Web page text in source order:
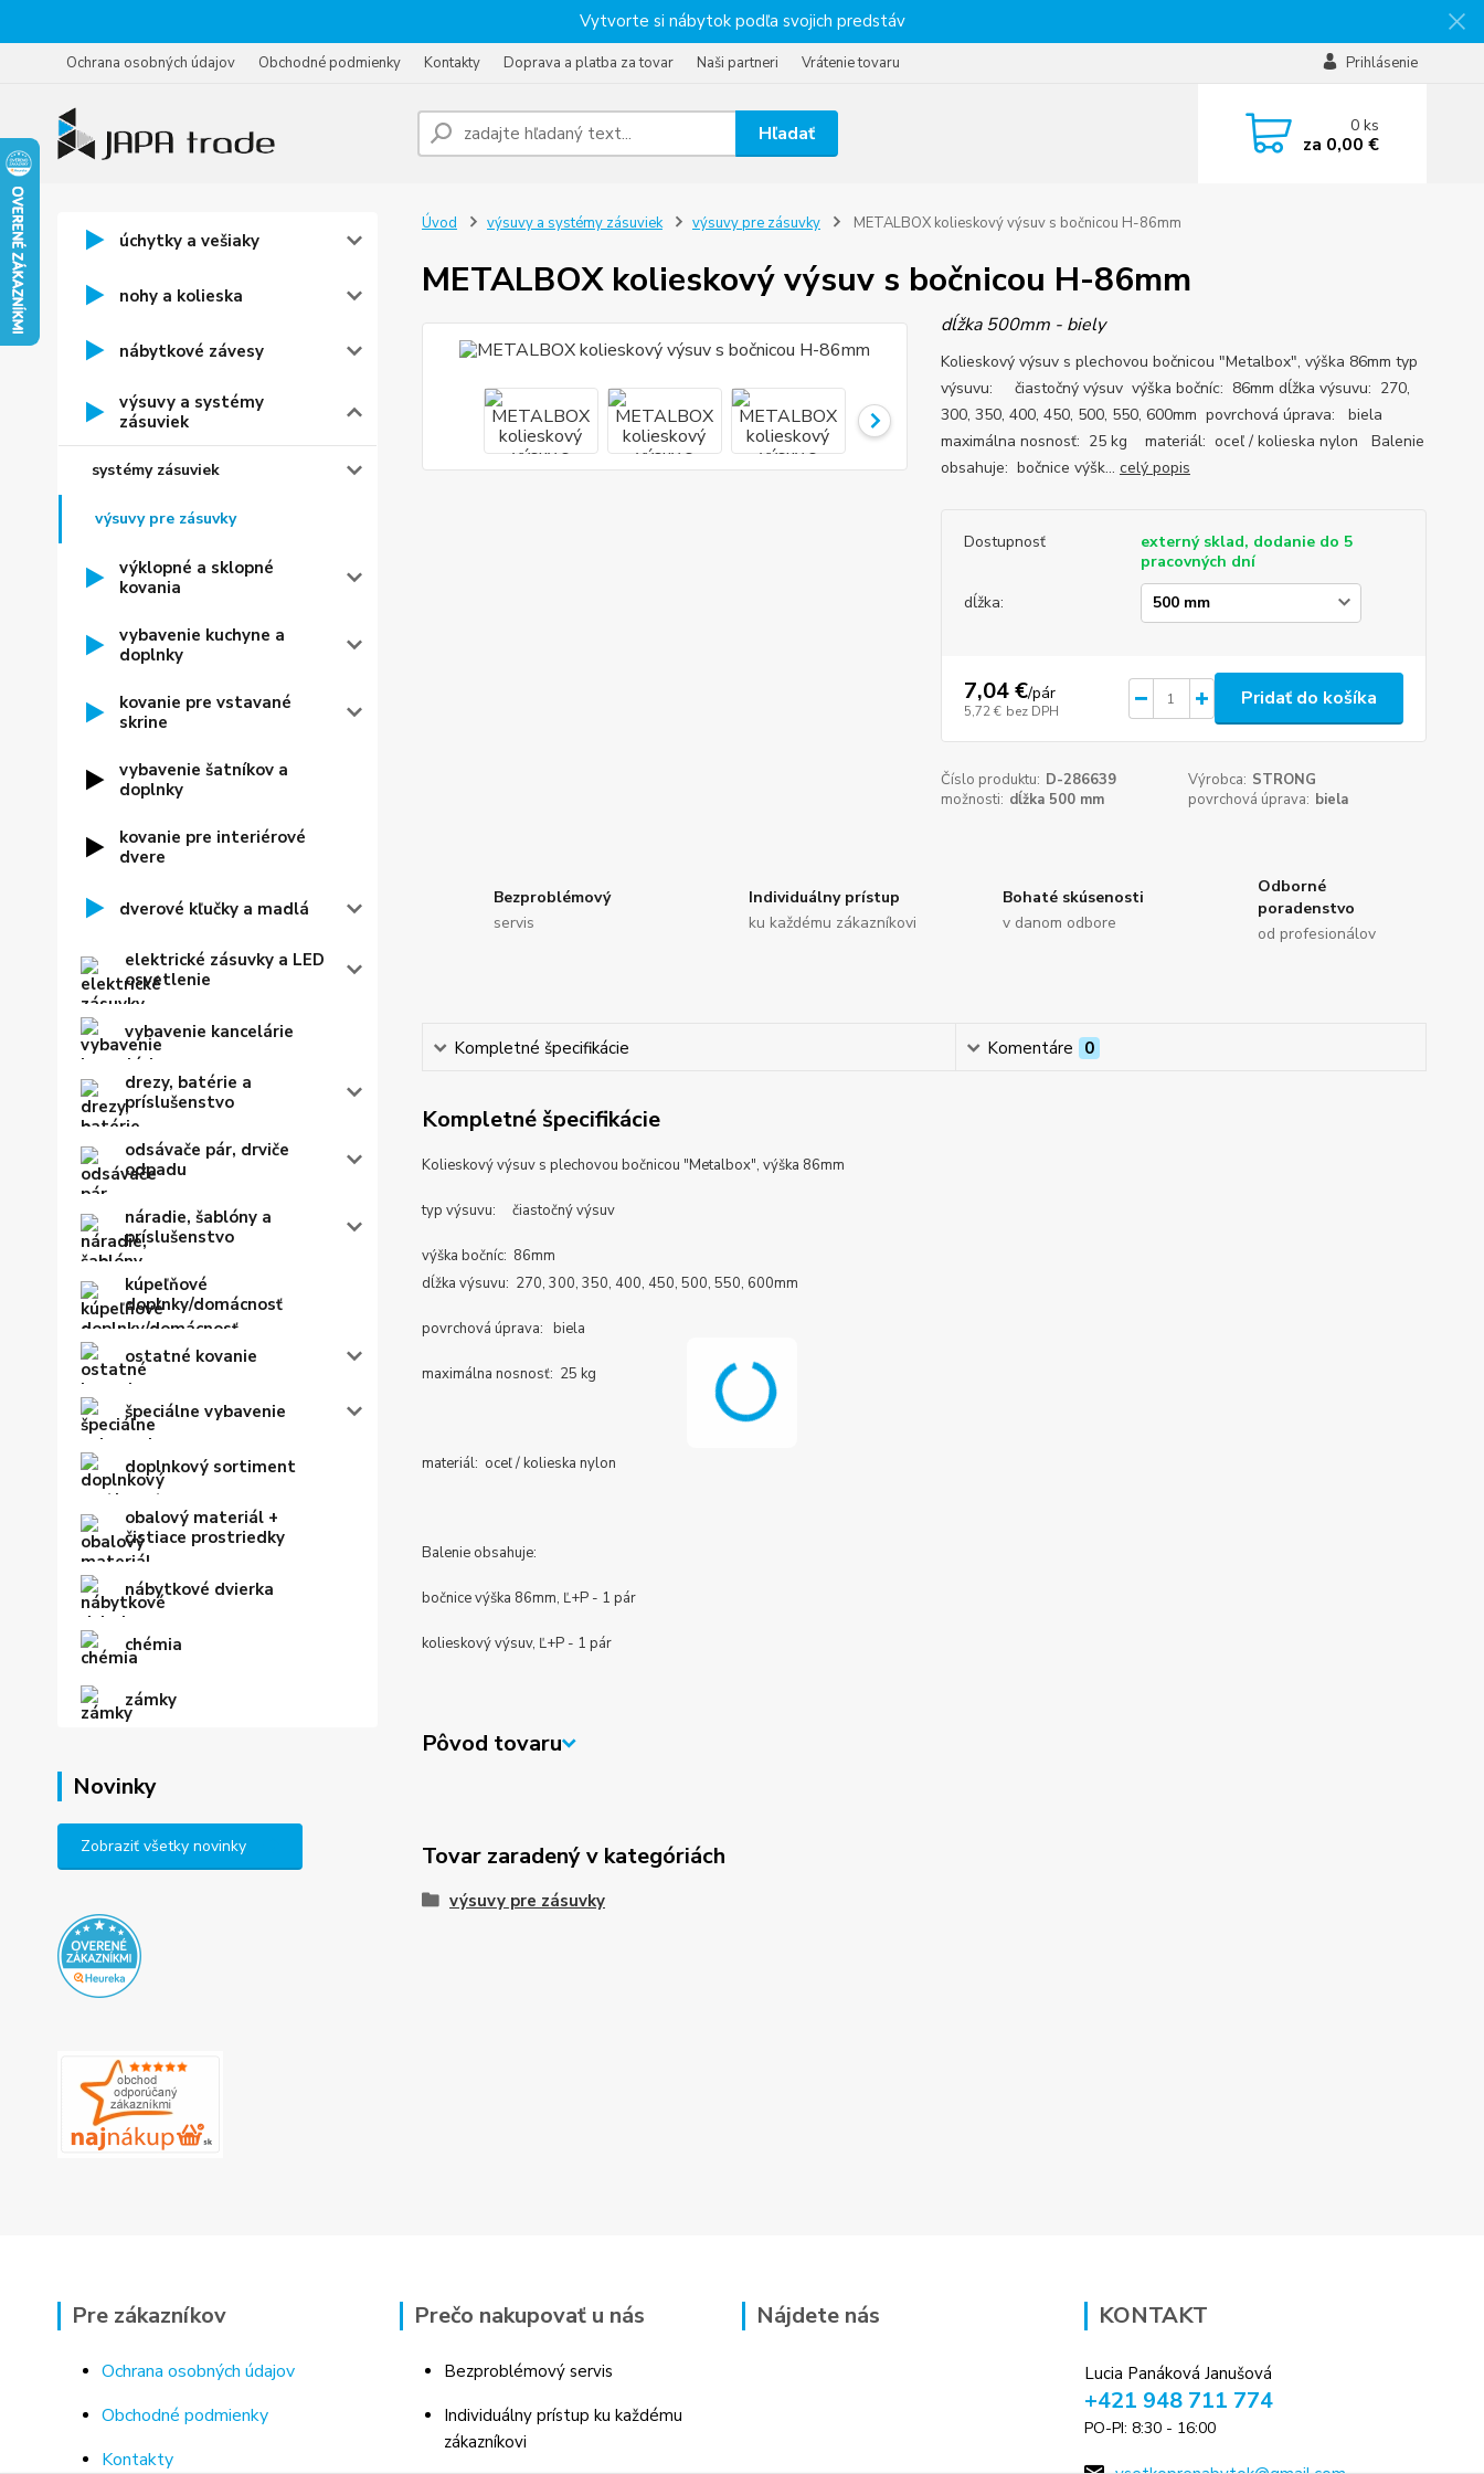
Vytvorte si nábytok podľa svojich predstáv
Ochrana osobných údajov Obchodné podmienky Kontakty Doprava a platba za tovar Naši partneri Vrátenie tovaru Prihlásenie
Hľadať 0ks
za 0,00 €
úchytky a vešiaky
nohy a kolieska
nábytkové závesy
výsuvy a systémy
zásuviek
systémy zásuviek
výsuvy pre zásuvky
výklopné a sklopné
kovania
vybavenie kuchyne a
doplnky
kovanie pre vstavané
skrine
vybavenie šatníkov a
doplnky
kovanie pre interiérové
dvere
dverové kľučky a madlá
elektrické zásuvky a LED
osvetlenie
vybavenie kancelárie
drezy, batérie a
príslušenstvo
odsávače pár, drviče
odpadu
náradie, šablóny a
príslušenstvo
kúpeľňové
doplnky/domácnosť
ostatné kovanie
špeciálne vybavenie
doplnkový sortiment
obalový materiál +
čistiace prostriedky
nábytkové dvierka
chémia
zámky
Novinky
Zobraziť všetky novinky
Úvod výsuvy a systémy zásuviek výsuvy pre zásuvky METALBOX kolieskový výsuv s bočnicou H-86mm
METALBOX kolieskový výsuv s bočnicou H-86mm
dĺžka 500mm - biely
Kolieskový výsuv s plechovou bočnicou "Metalbox", výška 86mm typ
výsuvu: čiastočný výsuv výška bočníc: 86mm dĺžka výsuvu: 270,
300, 350, 400, 450, 500, 550, 600mm povrchová úprava: biela
maximálna nosnosť: 25 kg materiál: oceľ / kolieska nylon Balenie
obsahuje: bočnice výšk... celý popis
Dostupnosť
externý sklad, dodanie do 5
pracovných dní
dĺžka:
7,04 €/pár
5,72 € bez DPH
Pridať do košíka
Číslo produktu: D-286639 Výrobca: STRONG
možnosti: dĺžka 500 mm povrchová úprava: biela
Bezproblémový
servis
Individuálny prístup
ku každému zákazníkovi
Bohaté skúsenosti
v danom odbore
Odborné
poradenstvo
od profesionálov
Kompletné špecifikácie Komentáre 0
Kompletné špecifikácie
Kolieskový výsuv s plechovou bočnicou "Metalbox", výška 86mm
typ výsuvu: čiastočný výsuv
výška bočníc: 86mm
dĺžka výsuvu: 270, 300, 350, 400, 450, 500, 550, 600mm
povrchová úprava: biela
maximálna nosnosť: 25 kg
materiál: oceľ / kolieska nylon
Balenie obsahuje:
bočnice výška 86mm, Ľ+P - 1 pár
kolieskový výsuv, Ľ+P - 1 pár
Pôvod tovaru
Tovar zaradený v kategóriách
výsuvy pre zásuvky
Pre zákazníkov
Ochrana osobných údajov
Obchodné podmienky
Kontakty
Prečo nakupovať u nás
Bezproblémový servis
Individuálny prístup ku každému
zákazníkovi
Nájdete nás KONTAKT
Lucia Panáková Janušová
+421 948 711 774
PO-PI: 8:30 - 16:00